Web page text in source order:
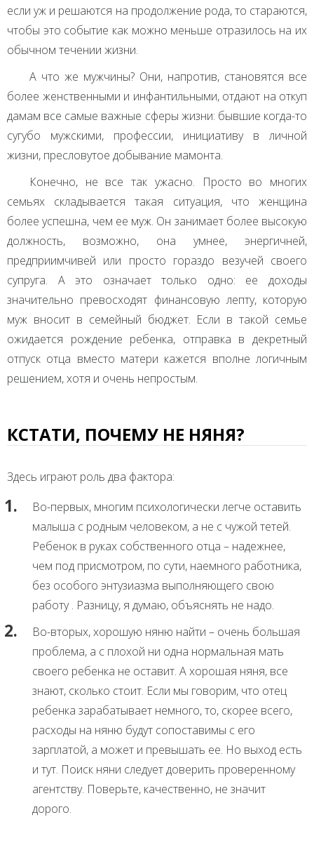
если уж и решаются на продолжение рода, то стараются,
чтобы это событие как можно меньше отразилось на их
обычном течении жизни.
А что же мужчины? Они, напротив, становятся все
более женственными и инфантильными, отдают на откуп
дамам все самые важные сферы жизни: бывшие когда-то
сугубо мужскими, профессии, инициативу в личной
жизни, пресловутое добывание мамонта.
Конечно, не все так ужасно. Просто во многих
семьях складывается такая ситуация, что женщина
более успешна, чем ее муж. Он занимает более высокую
должность, возможно, она умнее, энергичней,
предприимчивей или просто гораздо везучей своего
супруга. А это означает только одно: ее доходы
значительно превосходят финансовую лепту, которую
муж вносит в семейный бюджет. Если в такой семье
ожидается рождение ребенка, отправка в декретный
отпуск отца вместо матери кажется вполне логичным
решением, хотя и очень непростым.
КСТАТИ, ПОЧЕМУ НЕ НЯНЯ?
Здесь играют роль два фактора:
Во-первых, многим психологически легче оставить
малыша с родным человеком, а не с чужой тетей.
Ребенок в руках собственного отца – надежнее,
чем под присмотром, по сути, наемного работника,
без особого энтузиазма выполняющего свою
работу . Разницу, я думаю, объяснять не надо.
Во-вторых, хорошую няню найти – очень большая
проблема, а с плохой ни одна нормальная мать
своего ребенка не оставит. А хорошая няня, все
знают, сколько стоит. Если мы говорим, что отец
ребенка зарабатывает немного, то, скорее всего,
расходы на няню будут сопоставимы с его
зарплатой, а может и превышать ее. Но выход есть
и тут. Поиск няни следует доверить проверенному
агентству. Поверьте, качественно, не значит
дорого.